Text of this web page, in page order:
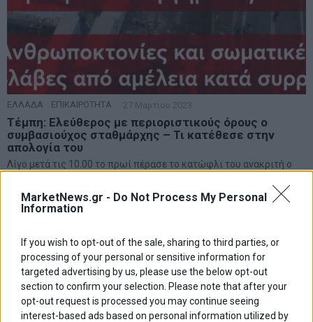
MarketNews.gr - Do Not Process My Personal
Information
If you wish to opt-out of the sale, sharing to third parties, or
processing of your personal or sensitive information for
targeted advertising by us, please use the below opt-out
section to confirm your selection. Please note that after your
opt-out request is processed you may continue seeing
interest-based ads based on personal information utilized by
ΕΛΛΑΔΑ ΕΠΙΚΑΙΡΟΤΗΤΑ 27 Μαρτίου 2023
Τέμπη: Ελεύθερος με περιοριστικούς όρους ο
συμβασιούχος σταθμάρχης – Τι κατέθεσε στην
απολογία του
Λίγο μετά τις 10.00 το πρωί πέρασε το κατώφλι του ανακριτή ο
από τη βάρδιά του τη μοιραία νύχτα της 28ης Φεβρουαρίου με τη
σύγκρουση